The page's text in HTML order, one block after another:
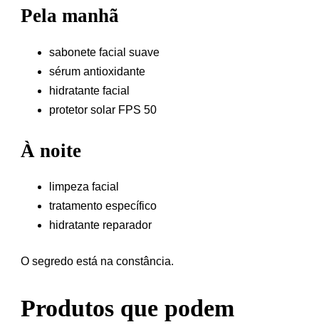
Pela manhã
sabonete facial suave
sérum antioxidante
hidratante facial
protetor solar FPS 50
À noite
limpeza facial
tratamento específico
hidratante reparador
O segredo está na constância.
Produtos que podem